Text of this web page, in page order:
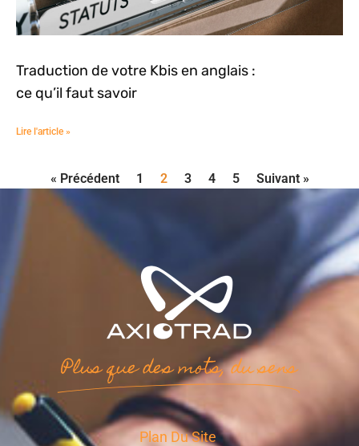
Traduction de votre Kbis en anglais :
ce qu’il faut savoir
Lire l'article »
« Précédent 1 2 3 4 5 Suivant »
Plus que des mots, du sens
Plan Du Site